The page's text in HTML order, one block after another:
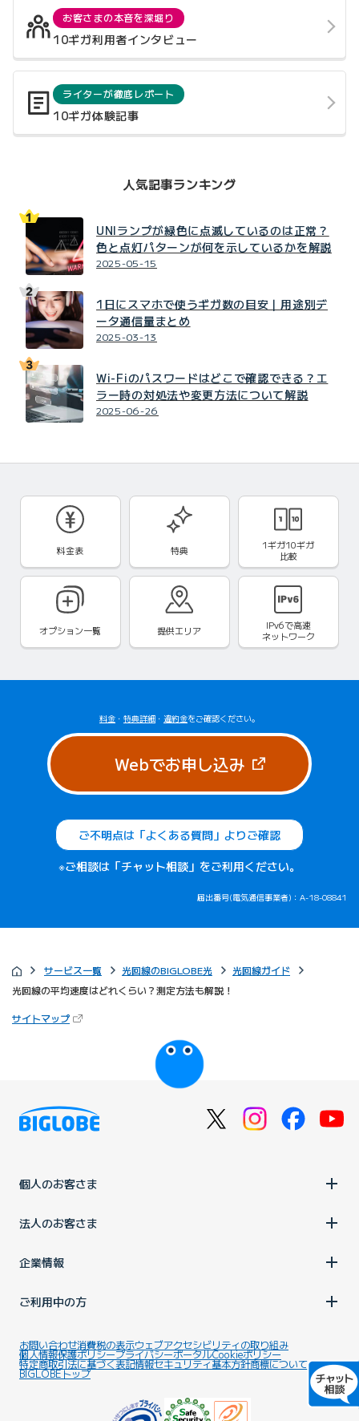
お客さまの本音を深堀り
10ギガ利用者インタビュー
ライターが徹底レポート
10ギガ体験記事
人気記事ランキング
UNIランプが緑色に点滅しているのは正常？
色と点灯パターンが何を示しているかを解説
2025-05-15
1日にスマホで使うギガ数の目安｜用途別デ
ータ通信量まとめ
2025-03-13
Wi-Fiのパスワードはどこで確認できる？エ
ラー時の対処法や変更方法について解説
2025-06-26
料金表 特典
1ギガ10ギガ
比較
オプション一覧 提供エリア IPv6で高速
ネットワーク
料金 ・ 特典詳細 ・ 違約金をご確認ください。
Webでお申し込み（新しいタブ
ご不明点は「よくある質問」よりご確認
※ご相談は「チャット相談」をご利用ください。
届出番号(電気通信事業者)：A-18-08841
サービス一覧 光回線のBIGLOBE光
光回線ガイド
光回線の平均速度はどれくらい？測定方法も解説！
サイトマップ（新しいタブで開きます）
びっぷるのページ
個人のお客さま
法人のお客さま
企業情報
ご利用中の方
お問い合わせ消費税の表示ウェブアクセシビリティの取り組み
個人情報保護ポリシープライバシーポータルCookieポリシー
特定商取引法に基づく表記情報セキュリティ基本方針商標について
BIGLOBEトップ